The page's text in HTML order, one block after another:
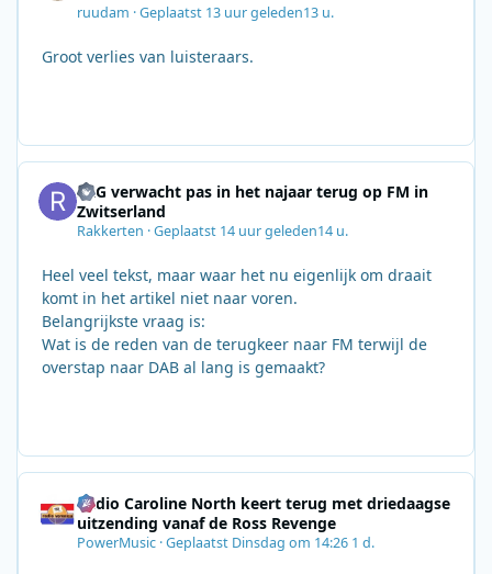
ruudam ·Geplaatst 13 uur geleden13 u.
Groot verlies van luisteraars.
SRG verwacht pas in het najaar terug op FM in
Zwitserland
Rakkerten ·Geplaatst 14 uur geleden14 u.
Heel veel tekst, maar waar het nu eigenlijk om draait
komt in het artikel niet naar voren.
Belangrijkste vraag is:
Wat is de reden van de terugkeer naar FM terwijl de
overstap naar DAB al lang is gemaakt?
Radio Caroline North keert terug met driedaagse
uitzending vanaf de Ross Revenge
PowerMusic ·Geplaatst Dinsdag om 14:26 1 d.